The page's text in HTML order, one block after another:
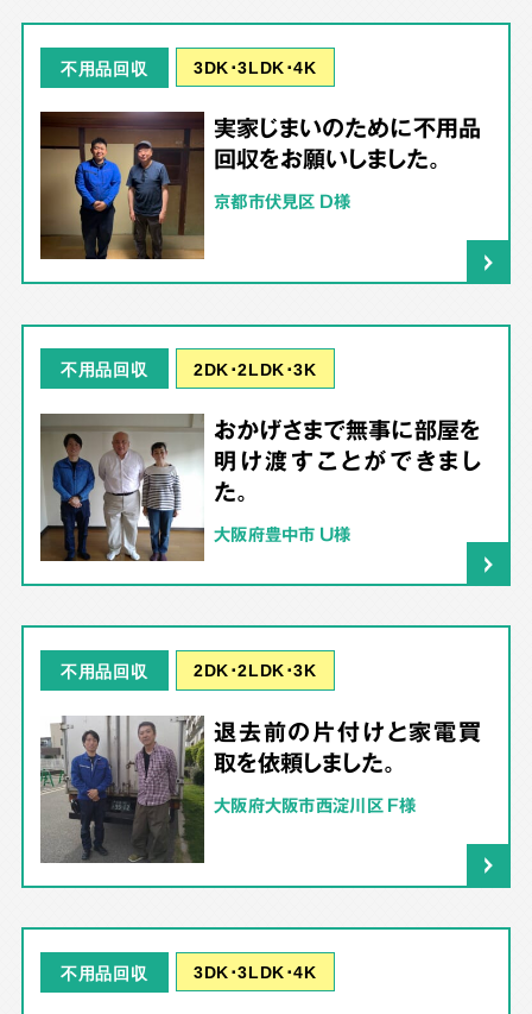
不用品回収 3DK･3LDK･4K
実家じまいのために不用品
回収をお願いしました。
京都市伏見区 D様
不用品回収 2DK･2LDK･3K
おかげさまで無事に部屋を
明け渡すことができまし
た。
大阪府豊中市 U様
不用品回収 2DK･2LDK･3K
退去前の片付けと家電買
取を依頼しました。
大阪府大阪市西淀川区 F様
不用品回収 3DK･3LDK･4K